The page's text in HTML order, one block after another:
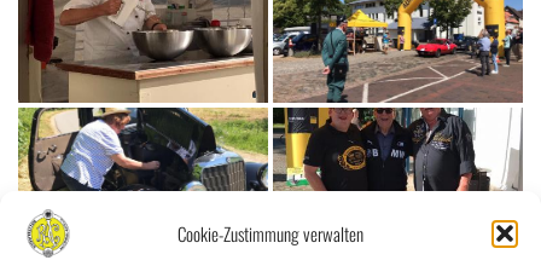
Cookie-Zustimmung verwalten